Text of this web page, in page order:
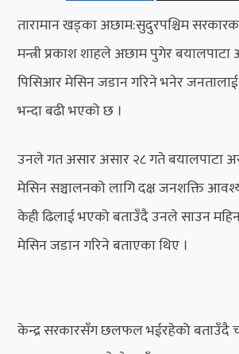
तारामान खड्का अछाम:सुदुरपश्चिम
मन्त्री प्रकाश शाहले अछाम पुगेर बयालपाटा
पिसिआर मेसिन जडान गरिने भनेर
भन्दा बढी भएको छ ।
उनले गत असार असार २८ गते बयालपाटा
मेसिन सञ्चालनको लागि दक्ष जनशक्ति
केही ढिलाई भएको बताउँदै उनले साउन
मेसिन जडान गरिने बताएका थिए ।
केन्द्र सरकारसँग छलफल भईरहेको बताउँदै